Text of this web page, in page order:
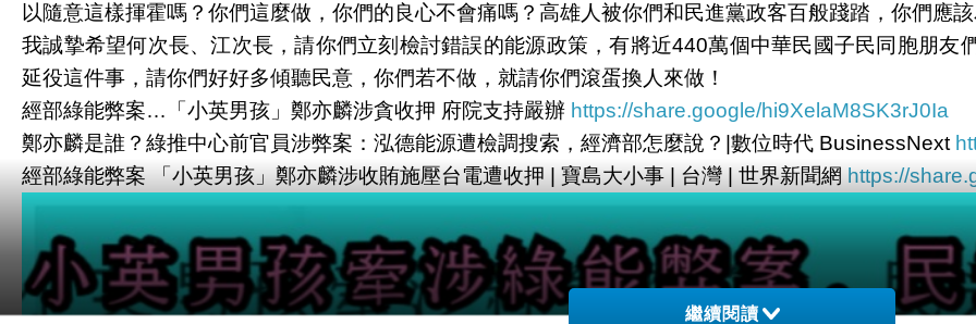
以隨意這樣揮霍嗎？你們這麼做，你們的良心不會痛嗎？高雄人被你們和民進黨政客百般踐踏，你們應
我誠摯希望何次長、江次長，請你們立刻檢討錯誤的能源政策，有將近440萬個中華民國子民同胞朋友
延役這件事，請你們好好多傾聽民意，你們若不做，就請你們滾蛋換人來做！
經部綠能弊案…「小英男孩」鄭亦麟涉貪收押 府院支持嚴辦 https://share.google/hi9XelaM8SK3rJ0Ia
鄭亦麟是誰？綠推中心前官員涉弊案：泓德能源遭檢調搜索，經濟部怎麼說？|數位時代 BusinessNext
經部綠能弊案 「小英男孩」鄭亦麟涉收賄施壓台電遭收押 | 寶島大小事 | 台灣 | 世界新聞網 https://
繼續閱讀